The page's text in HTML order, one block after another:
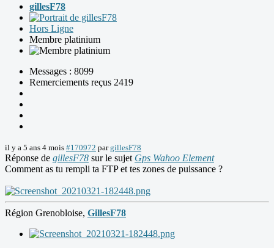
gillesF78
Hors Ligne
Membre platinium
Messages : 8099
Remerciements reçus 2419
il y a 5 ans 4 mois #170972 pargillesF78
Réponse de gillesF78 sur le sujet Gps Wahoo Element
Comment as tu rempli ta FTP et tes zones de puissance ?
Région Grenobloise, GillesF78